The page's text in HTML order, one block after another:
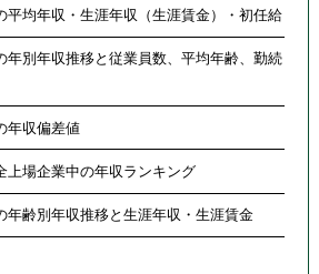
平均年収・生涯年収（生涯賃金）・初任給
年別年収推移と従業員数、平均年齢、勤続
年収偏差値
上場企業中の年収ランキング
年齢別年収推移と生涯年収・生涯賃金